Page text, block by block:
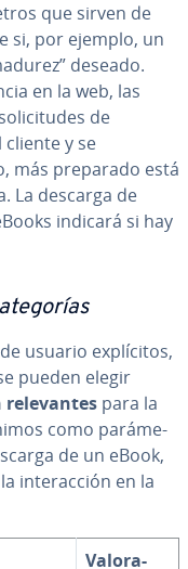
que sirven de
si, por ejemplo, un
deseado.
en la web, las
de
y se
más preparado está
La descarga de
indicará si hay
usuario ex­plí­ci­tos,
pueden elegir
re­le­va­n­tes para la
como pa­rá­me­
de un eBook,
in­ter­ac­ción en la
Va­lo­ra­